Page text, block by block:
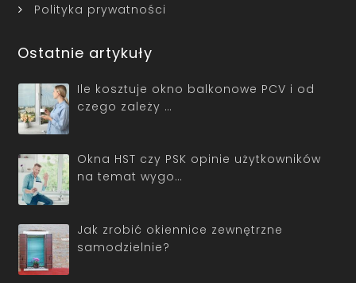
Polityka prywatności
Ostatnie artykuły
Ile kosztuje okno balkonowe PCV i od
czego zależy …
Okna HST czy PSK opinie użytkowników
na temat wygo…
Jak zrobić okiennice zewnętrzne
samodzielnie?